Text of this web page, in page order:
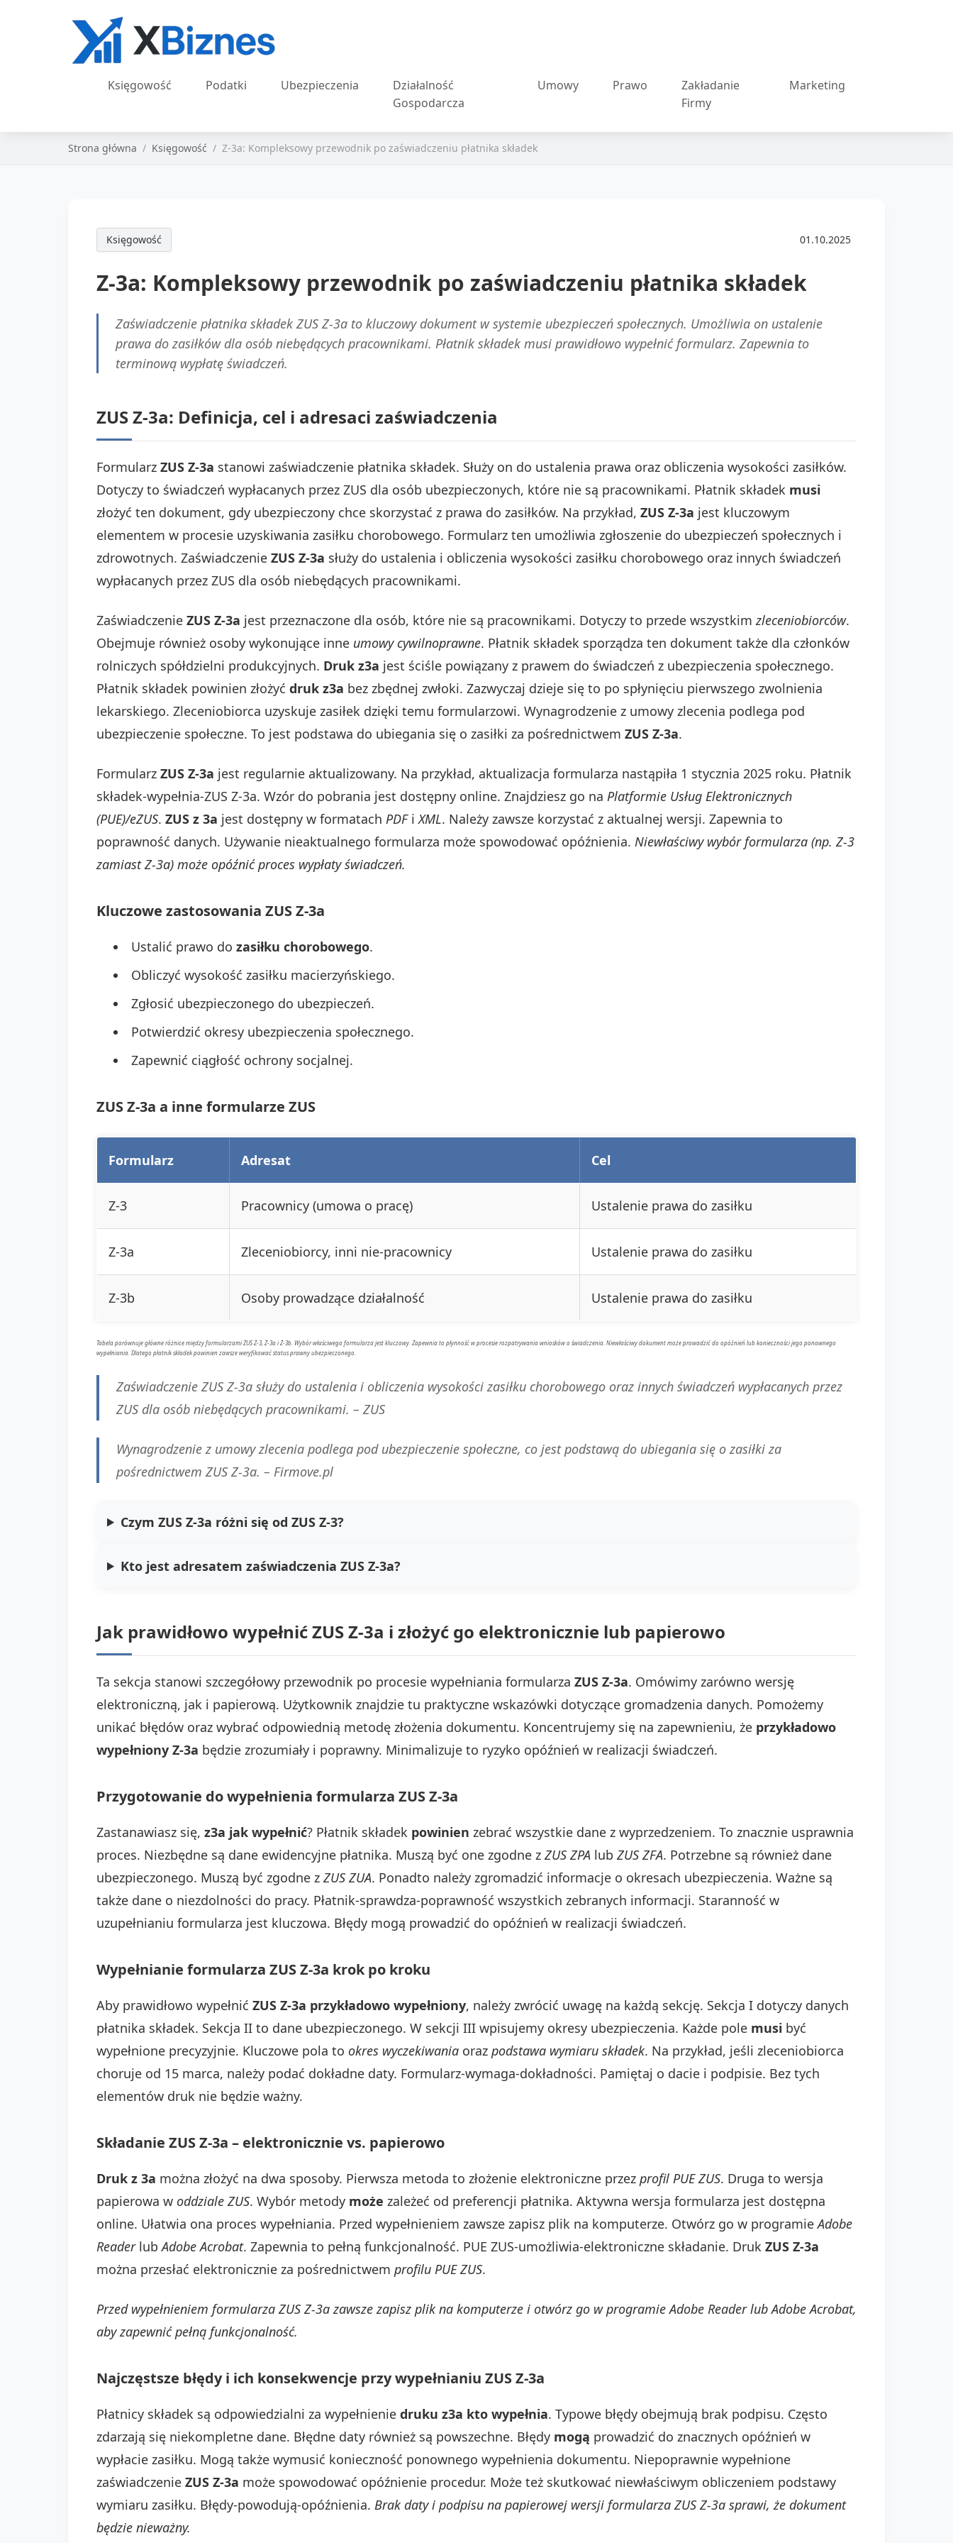
Księgowość Podatki Ubezpieczenia
Działalność
Gospodarcza
Umowy Prawo
Zakładanie
Firmy
Marketing
Strona główna Księgowość Z-3a: Kompleksowy przewodnik po zaświadczeniu płatnika składek
Księgowość 01.10.2025
Z-3a: Kompleksowy przewodnik po zaświadczeniu płatnika składek
Zaświadczenie płatnika składek ZUS Z-3a to kluczowy dokument w systemie ubezpieczeń społecznych. Umożliwia on ustalenie
prawa do zasiłków dla osób niebędących pracownikami. Płatnik składek musi prawidłowo wypełnić formularz. Zapewnia to
terminową wypłatę świadczeń.
ZUS Z-3a: Definicja, cel i adresaci zaświadczenia
Formularz ZUS Z-3a stanowi zaświadczenie płatnika składek. Służy on do ustalenia prawa oraz obliczenia wysokości zasiłków.
Dotyczy to świadczeń wypłacanych przez ZUS dla osób ubezpieczonych, które nie są pracownikami. Płatnik składek musi
złożyć ten dokument, gdy ubezpieczony chce skorzystać z prawa do zasiłków. Na przykład, ZUS Z-3a jest kluczowym
elementem w procesie uzyskiwania zasiłku chorobowego. Formularz ten umożliwia zgłoszenie do ubezpieczeń społecznych i
zdrowotnych. Zaświadczenie ZUS Z-3a służy do ustalenia i obliczenia wysokości zasiłku chorobowego oraz innych świadczeń
wypłacanych przez ZUS dla osób niebędących pracownikami.
Zaświadczenie ZUS Z-3a jest przeznaczone dla osób, które nie są pracownikami. Dotyczy to przede wszystkim zleceniobiorców.
Obejmuje również osoby wykonujące inne umowy cywilnoprawne. Płatnik składek sporządza ten dokument także dla członków
rolniczych spółdzielni produkcyjnych. Druk z3a jest ściśle powiązany z prawem do świadczeń z ubezpieczenia społecznego.
Płatnik składek powinien złożyć druk z3a bez zbędnej zwłoki. Zazwyczaj dzieje się to po spłynięciu pierwszego zwolnienia
lekarskiego. Zleceniobiorca uzyskuje zasiłek dzięki temu formularzowi. Wynagrodzenie z umowy zlecenia podlega pod
ubezpieczenie społeczne. To jest podstawa do ubiegania się o zasiłki za pośrednictwem ZUS Z-3a.
Formularz ZUS Z-3a jest regularnie aktualizowany. Na przykład, aktualizacja formularza nastąpiła 1 stycznia 2025 roku. Płatnik
składek-wypełnia-ZUS Z-3a. Wzór do pobrania jest dostępny online. Znajdziesz go na Platformie Usług Elektronicznych
(PUE)/eZUS. ZUS z 3a jest dostępny w formatach PDFi XML. Należy zawsze korzystać z aktualnej wersji. Zapewnia to
poprawność danych. Używanie nieaktualnego formularza może spowodować opóźnienia. Niewłaściwy wybór formularza (np. Z-3
zamiast Z-3a) może opóźnić proces wypłaty świadczeń.
Kluczowe zastosowania ZUS Z-3a
Ustalić prawo do zasiłku chorobowego.
Obliczyć wysokość zasiłku macierzyńskiego.
Zgłosić ubezpieczonego do ubezpieczeń.
Potwierdzić okresy ubezpieczenia społecznego.
Zapewnić ciągłość ochrony socjalnej.
ZUS Z-3a a inne formularze ZUS
Formularz Adresat Cel
Z-3 Pracownicy (umowa o pracę) Ustalenie prawa do zasiłku
Z-3a Zleceniobiorcy, inni nie-pracownicy Ustalenie prawa do zasiłku
Z-3b Osoby prowadzące działalność Ustalenie prawa do zasiłku
Tabela porównuje główne różnice między formularzami ZUS Z-3, Z-3a i Z-3b. Wybór właściwego formularza jest kluczowy. Zapewnia to płynność w procesie rozpatrywania wniosków o świadczenia. Niewłaściwy dokument może prowadzić do opóźnień lub konieczności jego ponownego
wypełniania. Dlatego płatnik składek powinien zawsze weryfikować status prawny ubezpieczonego.
Zaświadczenie ZUS Z-3a służy do ustalenia i obliczenia wysokości zasiłku chorobowego oraz innych świadczeń wypłacanych przez
ZUS dla osób niebędących pracownikami. – ZUS
Wynagrodzenie z umowy zlecenia podlega pod ubezpieczenie społeczne, co jest podstawą do ubiegania się o zasiłki za
pośrednictwem ZUS Z-3a. – Firmove.pl
Czym ZUS Z-3a różni się od ZUS Z-3?
Kto jest adresatem zaświadczenia ZUS Z-3a?
Jak prawidłowo wypełnić ZUS Z-3a i złożyć go elektronicznie lub papierowo
Ta sekcja stanowi szczegółowy przewodnik po procesie wypełniania formularza ZUS Z-3a. Omówimy zarówno wersję
elektroniczną, jak i papierową. Użytkownik znajdzie tu praktyczne wskazówki dotyczące gromadzenia danych. Pomożemy
unikać błędów oraz wybrać odpowiednią metodę złożenia dokumentu. Koncentrujemy się na zapewnieniu, że przykładowo
wypełniony Z-3a będzie zrozumiały i poprawny. Minimalizuje to ryzyko opóźnień w realizacji świadczeń.
Przygotowanie do wypełnienia formularza ZUS Z-3a
Zastanawiasz się, z3a jak wypełnić? Płatnik składek powinien zebrać wszystkie dane z wyprzedzeniem. To znacznie usprawnia
proces. Niezbędne są dane ewidencyjne płatnika. Muszą być one zgodne z ZUS ZPA lub ZUS ZFA. Potrzebne są również dane
ubezpieczonego. Muszą być zgodne z ZUS ZUA. Ponadto należy zgromadzić informacje o okresach ubezpieczenia. Ważne są
także dane o niezdolności do pracy. Płatnik-sprawdza-poprawność wszystkich zebranych informacji. Staranność w
uzupełnianiu formularza jest kluczowa. Błędy mogą prowadzić do opóźnień w realizacji świadczeń.
Wypełnianie formularza ZUS Z-3a krok po kroku
Aby prawidłowo wypełnić ZUS Z-3a przykładowo wypełniony, należy zwrócić uwagę na każdą sekcję. Sekcja I dotyczy danych
płatnika składek. Sekcja II to dane ubezpieczonego. W sekcji III wpisujemy okresy ubezpieczenia. Każde pole musi być
wypełnione precyzyjnie. Kluczowe pola to okres wyczekiwania oraz podstawa wymiaru składek. Na przykład, jeśli zleceniobiorca
choruje od 15 marca, należy podać dokładne daty. Formularz-wymaga-dokładności. Pamiętaj o dacie i podpisie. Bez tych
elementów druk nie będzie ważny.
Składanie ZUS Z-3a – elektronicznie vs. papierowo
Druk z 3a można złożyć na dwa sposoby. Pierwsza metoda to złożenie elektroniczne przez profil PUE ZUS. Druga to wersja
papierowa w oddziale ZUS. Wybór metody może zależeć od preferencji płatnika. Aktywna wersja formularza jest dostępna
online. Ułatwia ona proces wypełniania. Przed wypełnieniem zawsze zapisz plik na komputerze. Otwórz go w programieAdobe
ReaderlubAdobe Acrobat. Zapewnia to pełną funkcjonalność. PUE ZUS-umożliwia-elektroniczne składanie. Druk ZUS Z-3a
można przesłać elektronicznie za pośrednictwem profilu PUE ZUS.
Przed wypełnieniem formularza ZUS Z-3a zawsze zapisz plik na komputerze i otwórz go w programie Adobe Reader lub Adobe Acrobat,
aby zapewnić pełną funkcjonalność.
Najczęstsze błędy i ich konsekwencje przy wypełnianiu ZUS Z-3a
Płatnicy składek są odpowiedzialni za wypełnienie druku z3a kto wypełnia. Typowe błędy obejmują brak podpisu. Często
zdarzają się niekompletne dane. Błędne daty również są powszechne. Błędy mogą prowadzić do znacznych opóźnień w
wypłacie zasiłku. Mogą także wymusić konieczność ponownego wypełnienia dokumentu. Niepoprawnie wypełnione
zaświadczenie ZUS Z-3a może spowodować opóźnienie procedur. Może też skutkować niewłaściwym obliczeniem podstawy
wymiaru zasiłku. Błędy-powodują-opóźnienia. Brak daty i podpisu na papierowej wersji formularza ZUS Z-3a sprawi, że dokument
będzie nieważny.